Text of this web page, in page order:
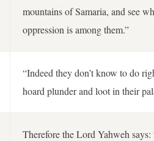
mountains of Samaria, and see
oppression is among them.”
“Indeed they don’t know to do
hoard plunder and loot in their
Therefore the Lord Yahweh